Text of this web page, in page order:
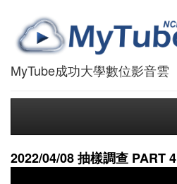
MyTube成功大學數位影音雲
2022/04/08 抽樣調查 PART 4